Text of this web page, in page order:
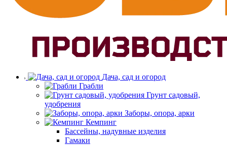
Дача, сад и огород
Грабли
Грунт садовый,
удобрения
Заборы, опора, арки
Кемпинг
Бассейны, надувные изделия
Гамаки